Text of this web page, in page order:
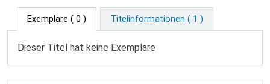
Exemplare ( 0 ) Titelinformationen ( 1 )
Dieser Titel hat keine Exemplare